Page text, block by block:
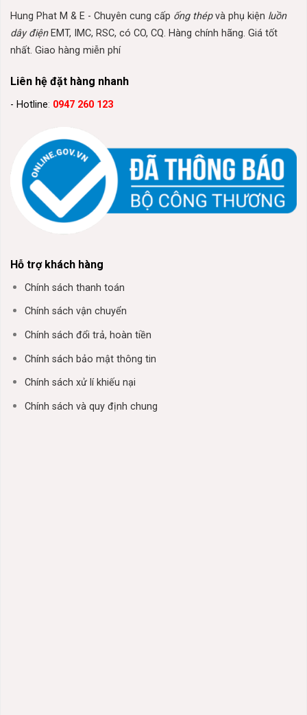
Hung Phat M & E - Chuyên cung cấp ống thépvà phụ kiện luồn
dây điệnEMT, IMC, RSC, có CO, CQ. Hàng chính hãng. Giá tốt
nhất. Giao hàng miễn phí
Liên hệ đặt hàng nhanh
- Hotline: 0947 260 123
Hỗ trợ khách hàng
Chính sách thanh toán
Chính sách vận chuyển
Chính sách đổi trả, hoàn tiền
Chính sách bảo mật thông tin
Chính sách xử lí khiếu nại
Chính sách và quy định chung